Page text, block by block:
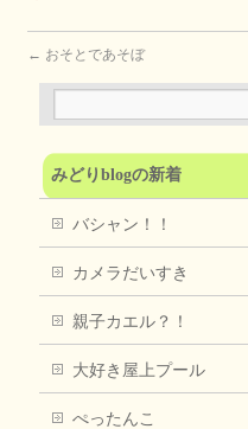
← おそとであそぼ
みどりblogの新着
バシャン！！
カメラだいすき
親子カエル？！
大好き屋上プール
ぺったんこ